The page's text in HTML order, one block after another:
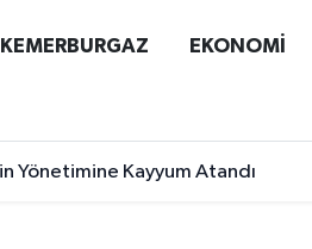
KEMERBURGAZ EKONOMİ
Yönetimine Kayyum Atandı